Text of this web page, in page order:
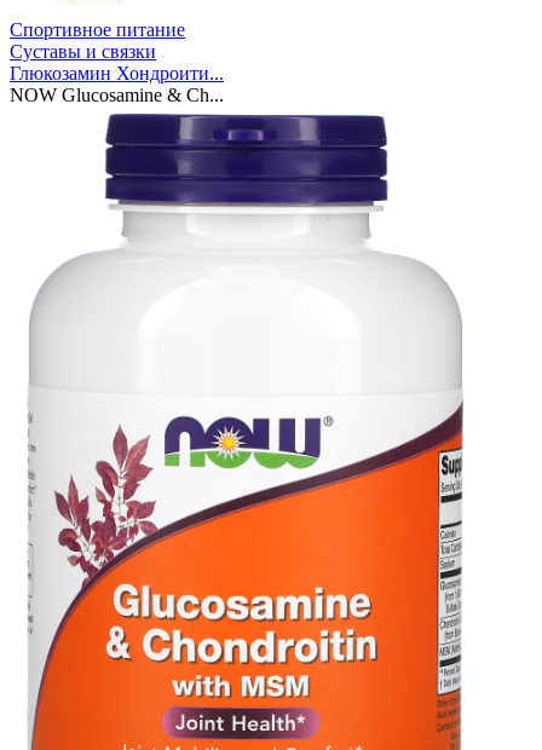
Спортивное питание
Суставы и связки
Глюкозамин Хондроити...
NOW Glucosamine & Ch...